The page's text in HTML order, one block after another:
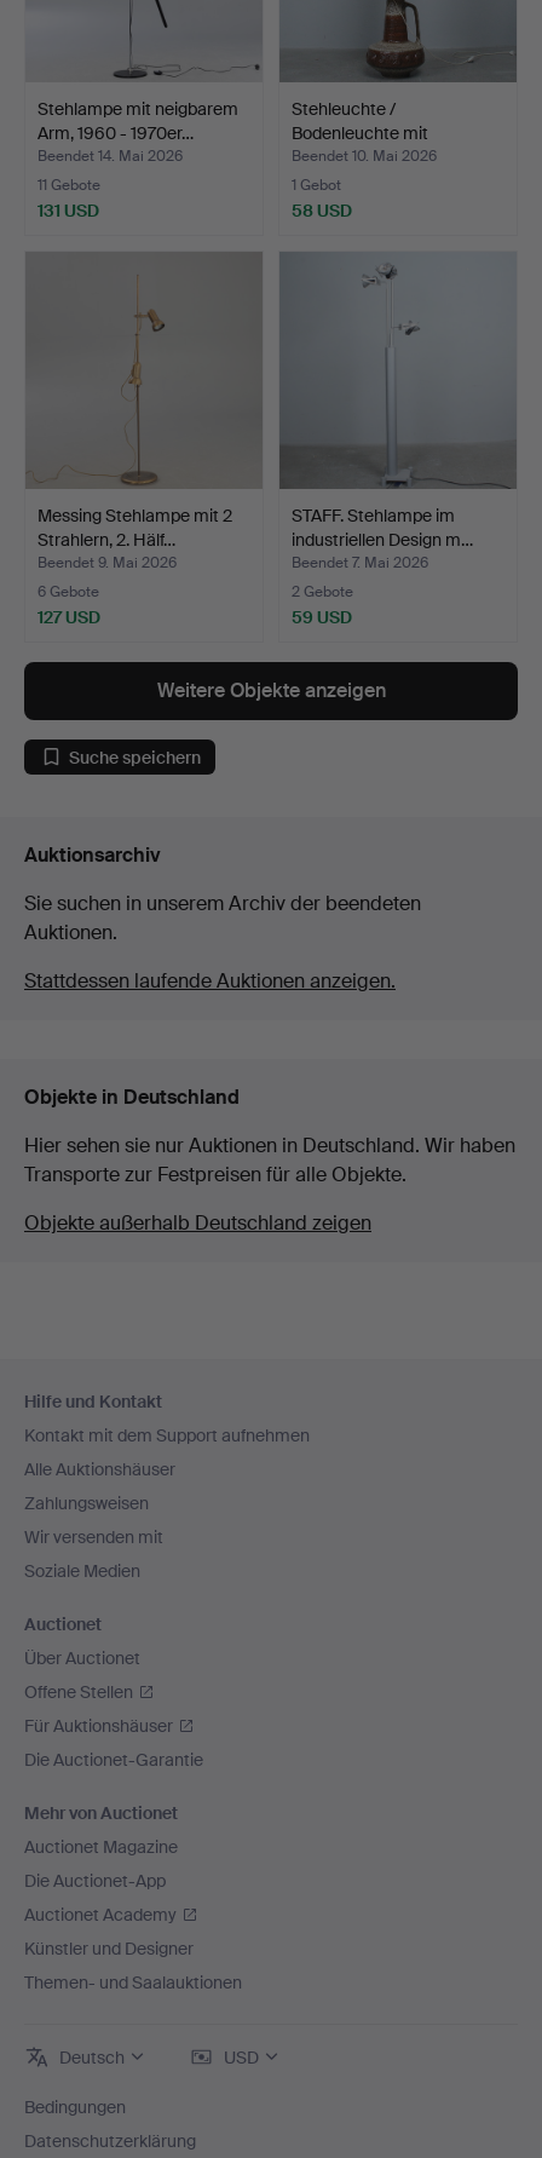
Stehlampe mit neigbarem
Arm, 1960 - 1970er…
Beendet 14. Mai 2026
11 Gebote
131 USD
Stehleuchte /
Bodenleuchte mit
Keramikfuß,…
Beendet 10. Mai 2026
1 Gebot
58 USD
Messing Stehlampe mit 2
Strahlern, 2. Hälf…
Beendet 9. Mai 2026
6 Gebote
127 USD
STAFF. Stehlampe im
industriellen Design m…
Beendet 7. Mai 2026
2 Gebote
59 USD
Weitere Objekte anzeigen
Suche speichern
Auktionsarchiv
Sie suchen in unserem Archiv der beendeten
Auktionen.
Stattdessen laufende Auktionen anzeigen.
Objekte in Deutschland
Hier sehen sie nur Auktionen in Deutschland. Wir haben
Transporte zur Festpreisen für alle Objekte.
Objekte außerhalb Deutschland zeigen
Navigation
Hilfe und Kontakt
Kontakt mit dem Support aufnehmen
Alle Auktionshäuser
Zahlungsweisen
Wir versenden mit
Soziale Medien
Auctionet
Über Auctionet
Offene Stellen
Für Auktionshäuser
Die Auctionet-Garantie
Mehr von Auctionet
Auctionet Magazine
Die Auctionet-App
Auctionet Academy
Künstler und Designer
Themen- und Saalauktionen
Deutsch USD
Bedingungen
Datenschutzerklärung